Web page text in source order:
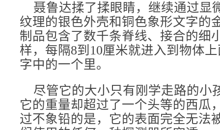
聂鲁达揉了揉眼睛，继续通过显
纹理的银色外壳和铜色象形文字的
制品包含了数千条脊线、接合的细
样，每隔8到10厘米就进入到物体
字中的一个里。
尽管它的大小只有刚学走路的小
它的重量却超过了一个头等的西瓜
过不象铅的是，它的表面完全无法